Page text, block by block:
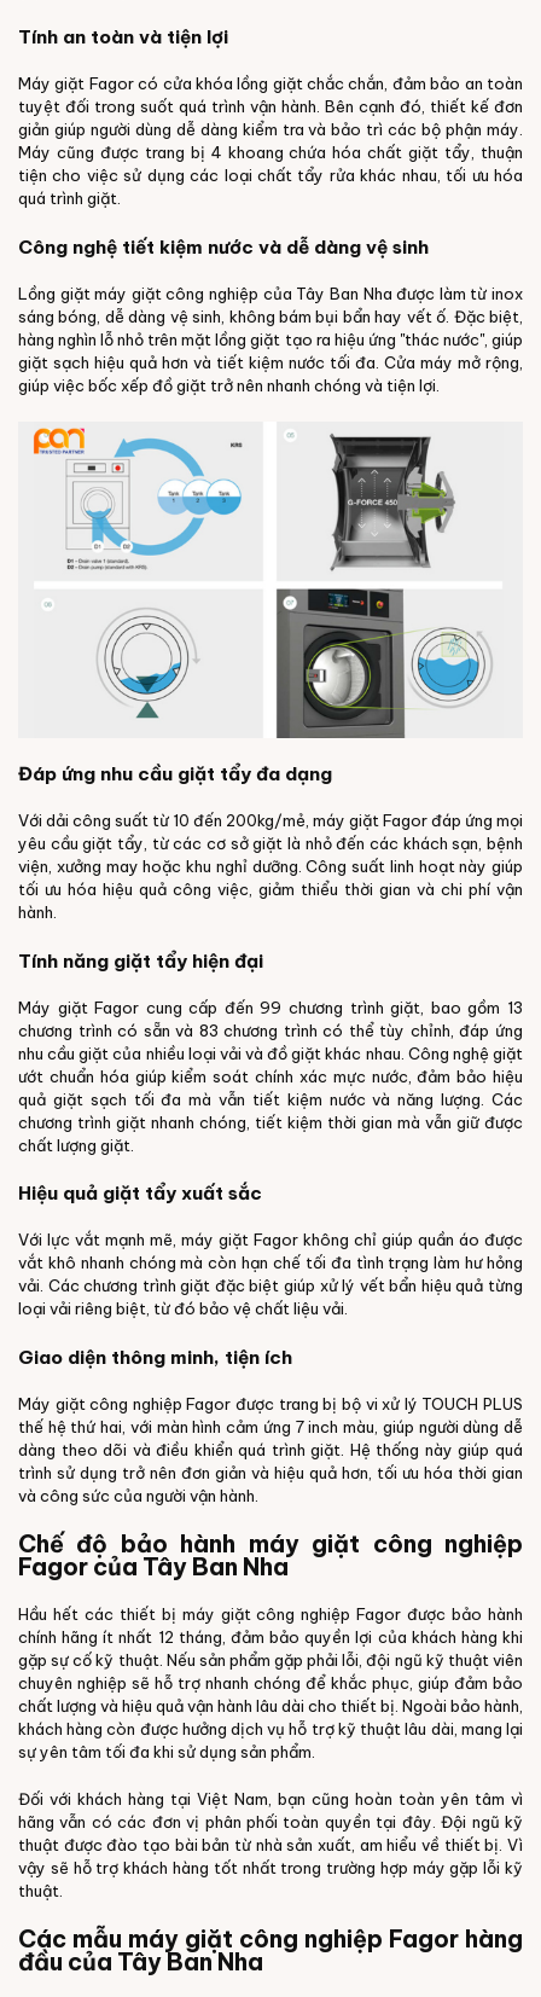
Tính an toàn và tiện lợi
Máy giặt Fagor có cửa khóa lồng giặt chắc chắn, đảm bảo an toàn
tuyệt đối trong suốt quá trình vận hành. Bên cạnh đó, thiết kế đơn
giản giúp người dùng dễ dàng kiểm tra và bảo trì các bộ phận máy.
Máy cũng được trang bị 4 khoang chứa hóa chất giặt tẩy, thuận
tiện cho việc sử dụng các loại chất tẩy rửa khác nhau, tối ưu hóa
quá trình giặt.
Công nghệ tiết kiệm nước và dễ dàng vệ sinh
Lồng giặt máy giặt công nghiệp của Tây Ban Nha được làm từ inox
sáng bóng, dễ dàng vệ sinh, không bám bụi bẩn hay vết ố. Đặc biệt,
hàng nghìn lỗ nhỏ trên mặt lồng giặt tạo ra hiệu ứng "thác nước", giúp
giặt sạch hiệu quả hơn và tiết kiệm nước tối đa. Cửa máy mở rộng,
giúp việc bốc xếp đồ giặt trở nên nhanh chóng và tiện lợi.
Đáp ứng nhu cầu giặt tẩy đa dạng
Với dải công suất từ 10 đến 200kg/mẻ, máy giặt Fagor đáp ứng mọi
yêu cầu giặt tẩy, từ các cơ sở giặt là nhỏ đến các khách sạn, bệnh
viện, xưởng may hoặc khu nghỉ dưỡng. Công suất linh hoạt này giúp
tối ưu hóa hiệu quả công việc, giảm thiểu thời gian và chi phí vận
hành.
Tính năng giặt tẩy hiện đại
Máy giặt Fagor cung cấp đến 99 chương trình giặt, bao gồm 13
chương trình có sẵn và 83 chương trình có thể tùy chỉnh, đáp ứng
nhu cầu giặt của nhiều loại vải và đồ giặt khác nhau. Công nghệ giặt
ướt chuẩn hóa giúp kiểm soát chính xác mực nước, đảm bảo hiệu
quả giặt sạch tối đa mà vẫn tiết kiệm nước và năng lượng. Các
chương trình giặt nhanh chóng, tiết kiệm thời gian mà vẫn giữ được
chất lượng giặt.
Hiệu quả giặt tẩy xuất sắc
Với lực vắt mạnh mẽ, máy giặt Fagor không chỉ giúp quần áo được
vắt khô nhanh chóng mà còn hạn chế tối đa tình trạng làm hư hỏng
vải. Các chương trình giặt đặc biệt giúp xử lý vết bẩn hiệu quả từng
loại vải riêng biệt, từ đó bảo vệ chất liệu vải.
Giao diện thông minh, tiện ích
Máy giặt công nghiệp Fagor được trang bị bộ vi xử lý TOUCH PLUS
thế hệ thứ hai, với màn hình cảm ứng 7 inch màu, giúp người dùng dễ
dàng theo dõi và điều khiển quá trình giặt. Hệ thống này giúp quá
trình sử dụng trở nên đơn giản và hiệu quả hơn, tối ưu hóa thời gian
và công sức của người vận hành.
Chế độ bảo hành máy giặt công nghiệp
Fagor của Tây Ban Nha
Hầu hết các thiết bị máy giặt công nghiệp Fagor được bảo hành
chính hãng ít nhất 12 tháng, đảm bảo quyền lợi của khách hàng khi
gặp sự cố kỹ thuật. Nếu sản phẩm gặp phải lỗi, đội ngũ kỹ thuật viên
chuyên nghiệp sẽ hỗ trợ nhanh chóng để khắc phục, giúp đảm bảo
chất lượng và hiệu quả vận hành lâu dài cho thiết bị. Ngoài bảo hành,
khách hàng còn được hưởng dịch vụ hỗ trợ kỹ thuật lâu dài, mang lại
sự yên tâm tối đa khi sử dụng sản phẩm.
Đối với khách hàng tại Việt Nam, bạn cũng hoàn toàn yên tâm vì
hãng vẫn có các đơn vị phân phối toàn quyền tại đây. Đội ngũ kỹ
thuật được đào tạo bài bản từ nhà sản xuất, am hiểu về thiết bị. Vì
vậy sẽ hỗ trợ khách hàng tốt nhất trong trường hợp máy gặp lỗi kỹ
thuật.
Các mẫu máy giặt công nghiệp Fagor hàng
đầu của Tây Ban Nha